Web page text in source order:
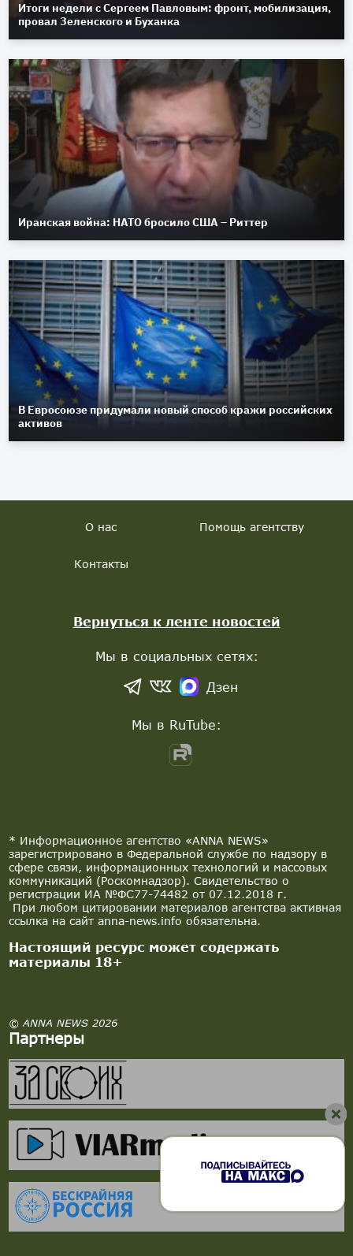
Итоги недели с Сергеем Павловым: фронт, мобилизация,
провал Зеленского и Буханка
Иранская война: НАТО бросило США – Риттер
В Евросоюзе придумали новый способ кражи российских
активов
* Информационное агентство «ANNA NEWS»
зарегистрировано в Федеральной службе по надзору в
сфере связи, информационных технологий и массовых
коммуникаций (Роскомнадзор). Свидетельство о
регистрации ИА №ФС77-74482 от 07.12.2018 г.
При любом цитировании материалов агентства активная
ссылка на сайт anna-news.info обязательна.
Настоящий ресурс может содержать
материалы 18+
© ANNA NEWS 2026
Партнеры
О нас Помощь агентству
Контакты
Вернуться к ленте новостей
Мы в социальных сетях:
Дзен
Мы в RuTube: